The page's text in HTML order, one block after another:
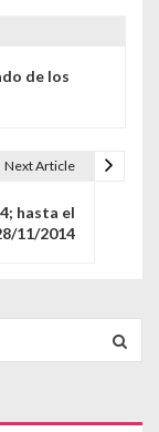
de los
Next Article
hasta el
11/2014